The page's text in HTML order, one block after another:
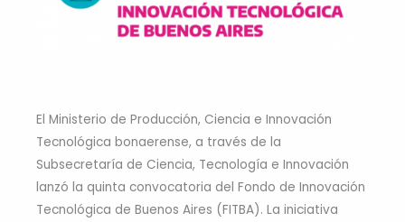
El Ministerio de Producción, Ciencia e Innovación
Tecnológica bonaerense, a través de la
Subsecretaría de Ciencia, Tecnología e Innovación
lanzó la quinta convocatoria del Fondo de Innovación
Tecnológica de Buenos Aires (FITBA). La iniciativa